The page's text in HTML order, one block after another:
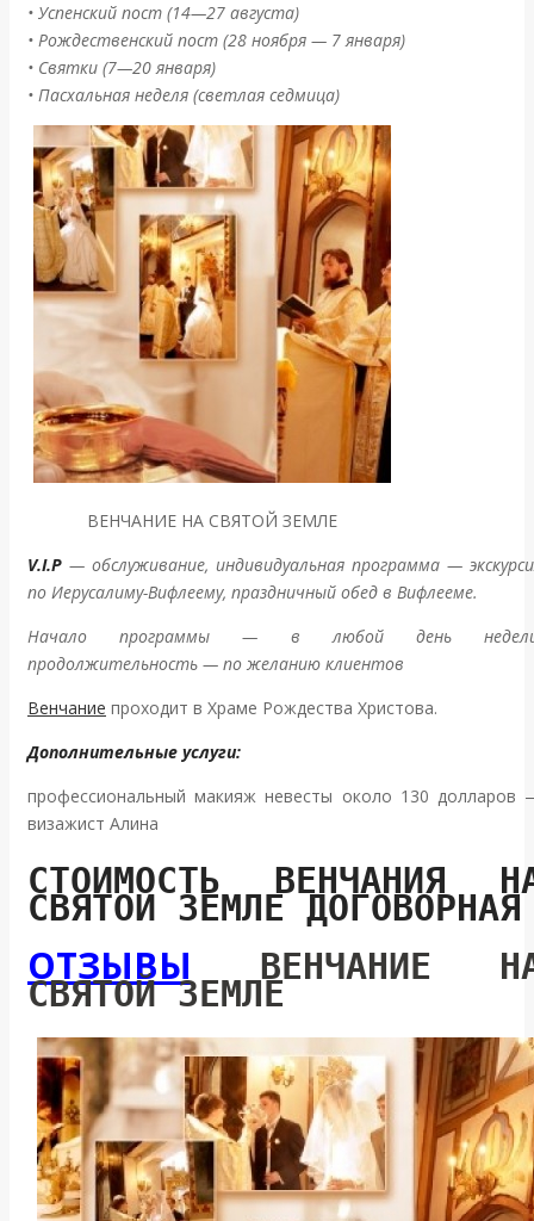
• Успенский пост (14—27 августа)
• Рождественский пост (28 ноября — 7 января)
• Святки (7—20 января)
• Пасхальная неделя (светлая седмица)
ВЕНЧАНИЕ НА СВЯТОЙ ЗЕМЛЕ
V.I.P — обслуживание, индивидуальная программа —
по Иерусалиму-Вифлеему, праздничный обед в Вифлееме.
Начало программы — в любой день
продолжительность — по желанию клиентов
Венчание проходит в Храме Рождества Христова.
Дополнительные услуги:
профессиональный макияж невесты около 130 долларов
визажист Алина
СТОИМОСТЬ ВЕНЧАНИЯ
СВЯТОЙ ЗЕМЛЕ ДОГОВОРНАЯ
ОТЗЫВЫ ВЕНЧАНИЕ
СВЯТОЙ ЗЕМЛЕ